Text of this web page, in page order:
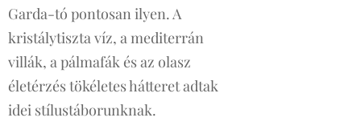
Garda-tó pontosan ilyen. A
kristálytiszta víz, a mediterrán
villák, a pálmafák és az olasz
életérzés tökéletes hátteret adtak
idei stílustáborunknak.